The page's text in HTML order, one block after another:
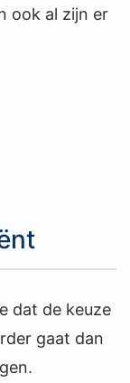
ook al zijn er
dat de keuze
gaat dan